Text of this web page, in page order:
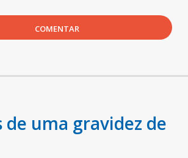
COMENTAR
de uma gravidez de